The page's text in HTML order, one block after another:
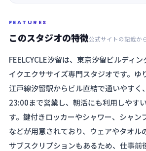
FEATURES
このスタジオの特徴公式サイトの記載か
FEELCYCLE汐留は、東京汐留ビルディ
イクエクササイズ専門スタジオです。ゆ
江戸線汐留駅からビル直結で通いやすく
23:00まで営業し、朝活にも利用しやす
す。鍵付きロッカーやシャワー、シャン
などが用意されており、ウェアやタオル
サブスクリプションもあるため、仕事前